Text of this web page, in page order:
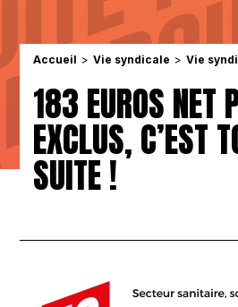
Accueil Vie syndicale Vie
183 EUROS NET
EXCLUS, C’EST
SUITE !